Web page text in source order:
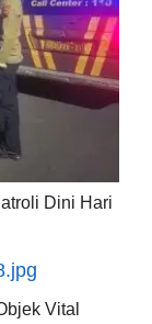
Dini Hari
Vital